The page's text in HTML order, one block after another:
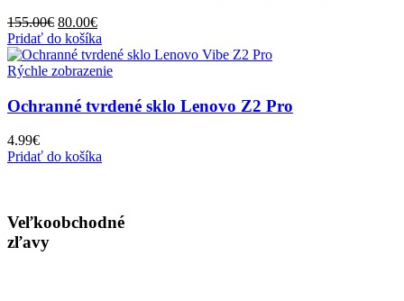
155.00€ Pôvodná
cena
bola:
155.00€.
80.00€Aktuálna
cena
je:
80.00€.
Pridať do košíka
Rýchle zobrazenie
Ochranné tvrdené sklo Lenovo Z2 Pro
4.99€
Pridať do košíka
Veľkoobchodné
zľavy